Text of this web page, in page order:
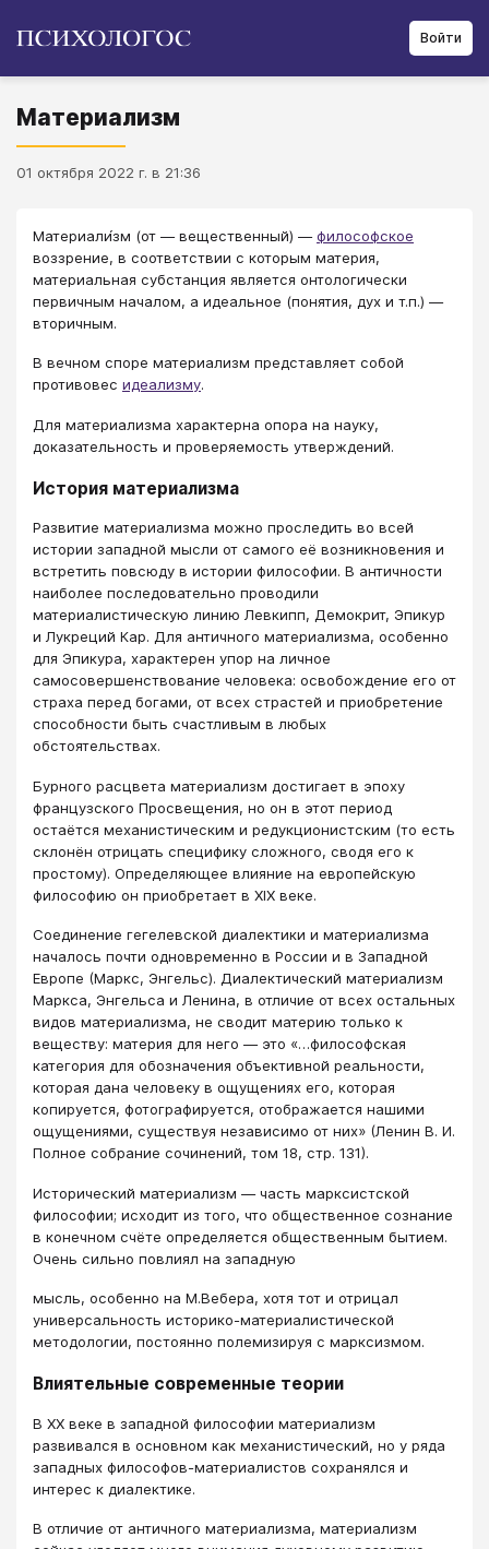
Войти
Материализм
01 октября 2022 г. в 21:36
Материали́зм (от — вещественный) —философское
воззрение, в соответствии с которым материя,
материальная субстанция является онтологически
первичным началом, а идеальное (понятия, дух и т.п.) —
вторичным.
В вечном споре материализм представляет собой
противовес идеализму.
Для материализма характерна опора на науку,
доказательность и проверяемость утверждений.
История материализма
Развитие материализма можно проследить во всей
истории западной мысли от самого её возникновения и
встретить повсюду в истории философии. В античности
наиболее последовательно проводили
материалистическую линию Левкипп, Демокрит, Эпикур
и Лукреций Кар. Для античного материализма, особенно
для Эпикура, характерен упор на личное
самосовершенствование человека: освобождение его от
страха перед богами, от всех страстей и приобретение
способности быть счастливым в любых
обстоятельствах.
Бурного расцвета материализм достигает в эпоху
французского Просвещения, но он в этот период
остаётся механистическим и редукционистским (то есть
склонён отрицать специфику сложного, сводя его к
простому). Определяющее влияние на европейскую
философию он приобретает в XIX веке.
Соединение гегелевской диалектики и материализма
началось почти одновременно в России и в Западной
Европе (Маркс, Энгельс). Диалектический материализм
Маркса, Энгельса и Ленина, в отличие от всех остальных
видов материализма, не сводит материю только к
веществу: материя для него — это «…философская
категория для обозначения объективной реальности,
которая дана человеку в ощущениях его, которая
копируется, фотографируется, отображается нашими
ощущениями, существуя независимо от них» (Ленин В. И.
Полное собрание сочинений, том 18, стр. 131).
Исторический материализм — часть марксистской
философии; исходит из того, что общественное сознание
в конечном счёте определяется общественным бытием.
Очень сильно повлиял на западную
мысль, особенно на М.Вебера, хотя тот и отрицал
универсальность историко-материалистической
методологии, постоянно полемизируя с марксизмом.
Влиятельные современные теории
В XX веке в западной философии материализм
развивался в основном как механистический, но у ряда
западных философов-материалистов сохранялся и
интерес к диалектике.
В отличие от античного материализма, материализм